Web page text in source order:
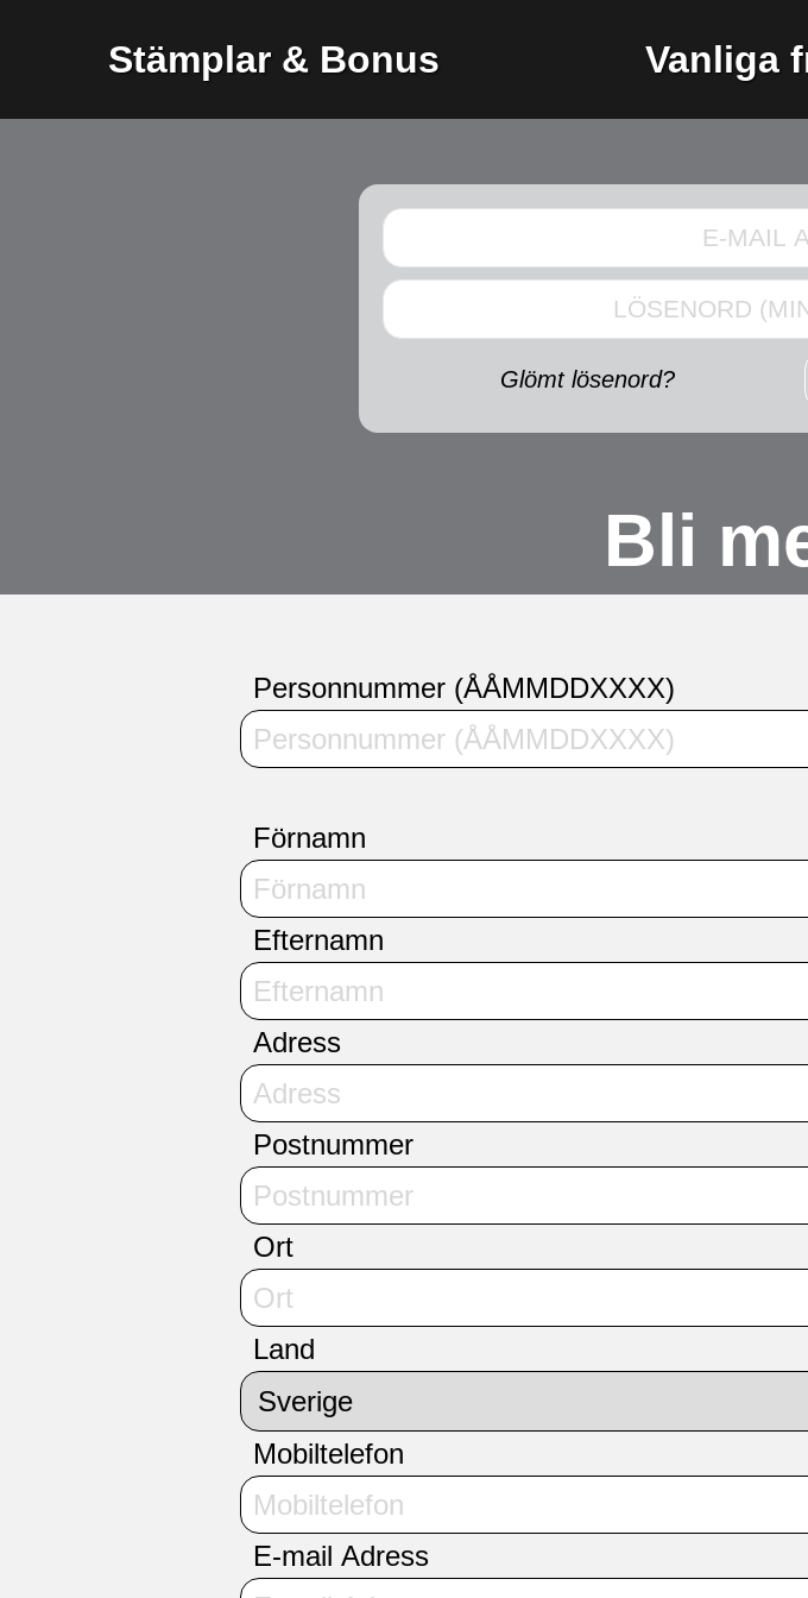
Stämplar & Bonus Vanliga
Glömt lösenord?
Bli
Personnummer (ÅÅMMDDXXXX)
Förnamn
Efternamn
Adress
Postnummer
Ort
Land
Mobiltelefon
E-mail Adress